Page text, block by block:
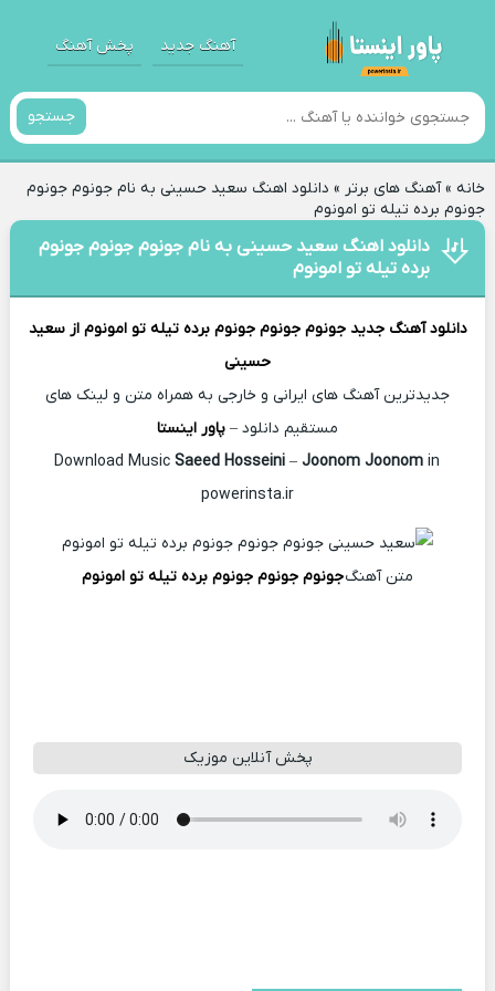
آهنگ جدید پخش آهنگ
جستجو
خانه»آهنگ های برتر » دانلود اهنگ سعید حسینی به نام جونوم جونوم
جونوم برده تیله تو امونوم
دانلود اهنگ سعید حسینی به نام جونوم جونوم جونوم
برده تیله تو امونوم
دانلود آهنگ جدید جونوم جونوم جونوم برده تیله تو امونوم ازسعید
حسینی
جدیدترین آهنگ های ایرانی و خارجی به همراه متن و لینک های
مستقیم دانلود – پاور اینستا
Saeed Hosseini – Joonom Joonom in
powerinsta.ir
متن آهنگجونوم جونوم جونوم برده تیله تو امونوم
پخش آنلاین موزیک